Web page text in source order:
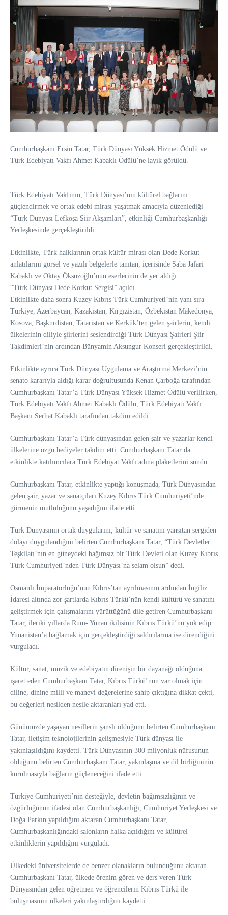
Cumhurbaşkanı Ersin Tatar, Türk Dünyası Yüksek Hizmet Ödülü ve
Türk Edebiyatı Vakfı Ahmet Kabaklı Ödülü’ne layık görüldü.
Türk Edebiyatı Vakfının, Türk Dünyası’nın kültürel bağlarını
güçlendirmek ve ortak edebi mirası yaşatmak amacıyla düzenlediği
“Türk Dünyası Lefkoşa Şiir Akşamları”, etkinliği Cumhurbaşkanlığı
Yerleşkesinde gerçekleştirildi.
Etkinlikte, Türk halklarının ortak kültür mirası olan Dede Korkut
anlatılarını görsel ve yazılı belgelerle tanıtan, içerisinde Saba Jafari
Kabaklı ve Oktay Öksüzoğlu’nun eserlerinin de yer aldığı
“Türk Dünyası Dede Korkut Sergisi” açıldı.
Etkinlikte daha sonra Kuzey Kıbrıs Türk Cumhuriyeti’nin yanı sıra
Türkiye, Azerbaycan, Kazakistan, Kırgızistan, Özbekistan Makedonya,
Kosova, Başkurdistan, Tataristan ve Kerkük’ten gelen şairlerin, kendi
ülkelerinin diliyle şiirlerini seslendirdiği Türk Dünyası Şairleri Şiir
Takdimleri’nin ardından Bünyamin Aksungur Konseri gerçekleştirildi.
Etkinlikte ayrıca Türk Dünyası Uygulama ve Araştırma Merkezi’nin
senato kararıyla aldığı karar doğrultusunda Kenan Çarboğa tarafından
Cumhurbaşkanı Tatar’a Türk Dünyası Yüksek Hizmet Ödülü verilirken,
Türk Edebiyatı Vakfı Ahmet Kabaklı Ödülü, Türk Edebiyatı Vakfı
Başkanı Serhat Kabaklı tarafından takdim edildi.
Cumhurbaşkanı Tatar’a Türk dünyasından gelen şair ve yazarlar kendi
ülkelerine özgü hediyeler takdim etti. Cumhurbaşkanı Tatar da
etkinlikte katılımcılara Türk Edebiyat Vakfı adına plaketlerini sundu.
Cumhurbaşkanı Tatar, etkinlikte yaptığı konuşmada, Türk Dünyasından
gelen şair, yazar ve sanatçıları Kuzey Kıbrıs Türk Cumhuriyeti’nde
görmenin mutluluğunu yaşadığını ifade etti.
Türk Dünyasının ortak duygularını, kültür ve sanatını yansıtan sergiden
dolayı duygulandığını belirten Cumhurbaşkanı Tatar, “Türk Devletler
Teşkilatı’nın en güneydeki bağımsız bir Türk Devleti olan Kuzey Kıbrıs
Türk Cumhuriyeti’nden Türk Dünyası’na selam olsun” dedi.
Osmanlı İmparatorluğu’nun Kıbrıs’tan ayrılmasının ardından İngiliz
İdaresi altında zor şartlarda Kıbrıs Türkü’nün kendi kültürü ve sanatını
geliştirmek için çalışmalarını yürüttüğünü dile getiren Cumhurbaşkanı
Tatar, ileriki yıllarda Rum- Yunan ikilisinin Kıbrıs Türkü’nü yok edip
Yunanistan’a bağlamak için gerçekleştirdiği saldırılarına ise direndiğini
vurguladı.
Kültür, sanat, müzik ve edebiyatın direnişin bir dayanağı olduğuna
işaret eden Cumhurbaşkanı Tatar, Kıbrıs Türkü’nün var olmak için
diline, dinine milli ve manevi değerelerine sahip çıktığına dikkat çekti,
bu değerleri nesilden nesile aktaranları yad etti.
Günümüzde yaşayan nesillerin şanslı olduğunu belirten Cumhurbaşkanı
Tatar, iletişim teknolojilerinin gelişmesiyle Türk dünyası ile
yakınlaşıldığını kaydetti. Türk Dünyasının 300 milyonluk nüfusunun
olduğunu belirten Cumhurbaşkanı Tatar, yakınlaşma ve dil birliğininin
kurulmasıyla bağların güçleneceğini ifade etti.
Türkiye Cumhuriyeti’nin desteğiyle, devletin bağımsızlığının ve
özgürlüğünün ifadesi olan Cumhurbaşkanlığı, Cumhuriyet Yerleşkesi ve
Doğa Parkın yapıldığını aktaran Cumhurbaşkanı Tatar,
Cumhurbaşkanlığındaki salonların halka açıldığını ve kültürel
etkinliklerin yapıldığını vurguladı.
Ülkedeki üniversitelerde de benzer olanakların bulunduğunu aktaran
Cumhurbaşkanı Tatar, ülkede örenim gören ve ders veren Türk
Dünyasından gelen öğretmen ve öğrencilerin Kıbrıs Türkü ile
buluşmasının ülkeleri yakınlaştırdığını kaydetti.